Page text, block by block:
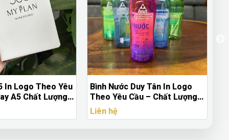
Tân In Logo
– Chất Lượng
Túi Rút In Logo Theo Yêu Cầu
- In Chuyển Nhiệt Chất Lượng
Cao | Quà Tặng Nhanh
Liên hệ